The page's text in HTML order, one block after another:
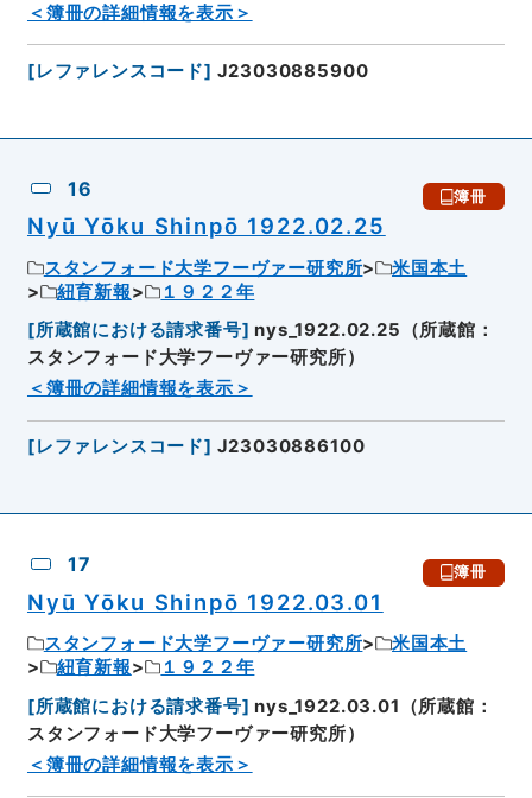
＜簿冊の詳細情報を表示＞
[レファレンスコード] J23030885900
16 簿冊
Nyū Yōku Shinpō 1922.02.25
スタンフォード大学フーヴァー研究所
米国本土
紐育新報
１９２２年
[所蔵館における請求番号] nys_1922.02.25（所蔵館：
スタンフォード大学フーヴァー研究所）
＜簿冊の詳細情報を表示＞
[レファレンスコード] J23030886100
17 簿冊
Nyū Yōku Shinpō 1922.03.01
スタンフォード大学フーヴァー研究所
米国本土
紐育新報
１９２２年
[所蔵館における請求番号] nys_1922.03.01（所蔵館：
スタンフォード大学フーヴァー研究所）
＜簿冊の詳細情報を表示＞